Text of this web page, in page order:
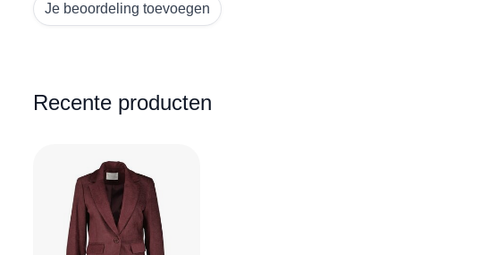
Je beoordeling toevoegen
Recente producten